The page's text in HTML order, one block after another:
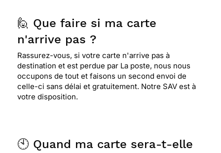
🙋 Que faire si ma carte
n'arrive pas ?
Rassurez-vous, si votre carte n'arrive pas à
destination et est perdue par La poste, nous nous
occupons de tout et faisons un second envoi de
celle-ci sans délai et gratuitement. Notre SAV est à
votre disposition.
🕙 Quand ma carte sera-t-elle